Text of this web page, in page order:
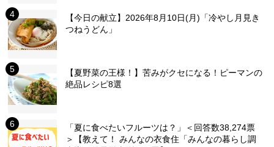
【今日の献立】2026年8月10日(月)「冷やし月見き
つねうどん」
【夏野菜の王様！】苦みがクセになる！ピーマンの
絶品レシピ8選
「夏に食べたいフルーツは？」＜回答数38,274票
＞【教えて！ みんなの衣食住「みんなの暮らし調